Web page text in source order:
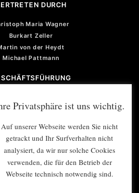
DURCH
Maria Wagner
Burkart Zeller
von der Heydt
Michael Pattmann
+49 (0) 201 922 77 67
mex.de
ÖFFENTLICHKEITSARBEIT
Privatsphäre ist uns wichtig.
Auf unserer Webseite werden Sie nicht
getrackt und Ihr Surfverhalten nicht
analysiert, da wir nur solche Cookies
verwenden, die für den Betrieb der
Webseite technisch notwendig sind.